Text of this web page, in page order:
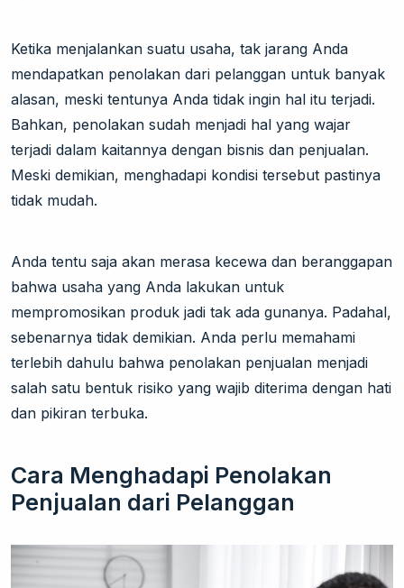
Ketika menjalankan suatu usaha, tak jarang Anda
mendapatkan penolakan dari pelanggan untuk banyak
alasan, meski tentunya Anda tidak ingin hal itu terjadi.
Bahkan, penolakan sudah menjadi hal yang wajar
terjadi dalam kaitannya dengan bisnis dan penjualan.
Meski demikian, menghadapi kondisi tersebut pastinya
tidak mudah.
Anda tentu saja akan merasa kecewa dan beranggapan
bahwa usaha yang Anda lakukan untuk
mempromosikan produk jadi tak ada gunanya. Padahal,
sebenarnya tidak demikian. Anda perlu memahami
terlebih dahulu bahwa penolakan penjualan menjadi
salah satu bentuk risiko yang wajib diterima dengan hati
dan pikiran terbuka.
Cara Menghadapi Penolakan
Penjualan dari Pelanggan